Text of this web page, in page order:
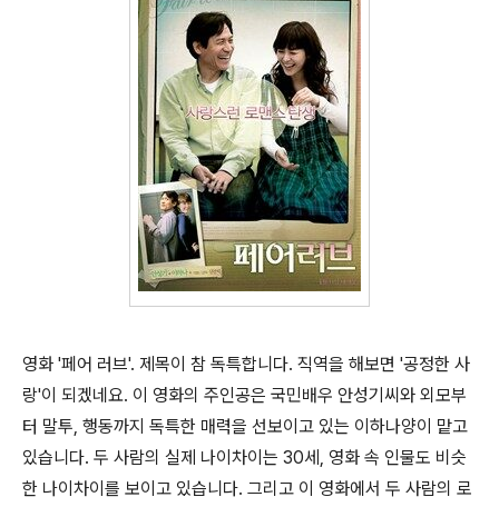
영화 '페어 러브'. 제목이 참 독특합니다. 직역을 해보면 '공정한 사
랑'이 되겠네요. 이 영화의 주인공은 국민배우 안성기씨와 외모부
터 말투, 행동까지 독특한 매력을 선보이고 있는 이하나양이 맡고
있습니다. 두 사람의 실제 나이차이는 30세, 영화 속 인물도 비슷
한 나이차이를 보이고 있습니다. 그리고 이 영화에서 두 사람의 로